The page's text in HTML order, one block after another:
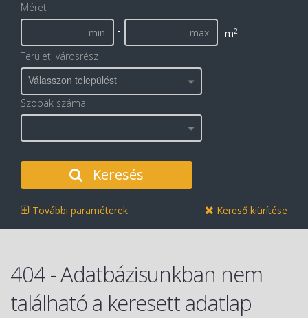
Méret
-
m2
Terület, városrész
Válasszon települést
Szobák száma
Keresés
További paraméterek Kereső kiürítése
404 - Adatbázisunkban nem
található a keresett adatlap